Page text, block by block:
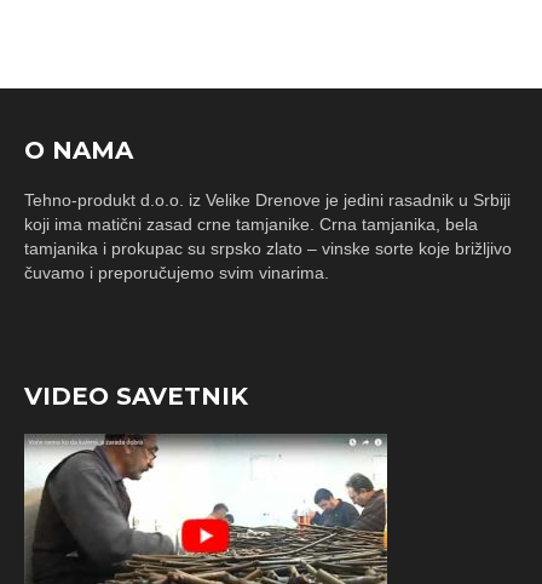
O NAMA
Tehno-produkt d.o.o. iz Velike Drenove je jedini rasadnik u Srbiji
koji ima matični zasad crne tamjanike. Crna tamjanika, bela
tamjanika i prokupac su srpsko zlato – vinske sorte koje brižljivo
čuvamo i preporučujemo svim vinarima.
VIDEO SAVETNIK